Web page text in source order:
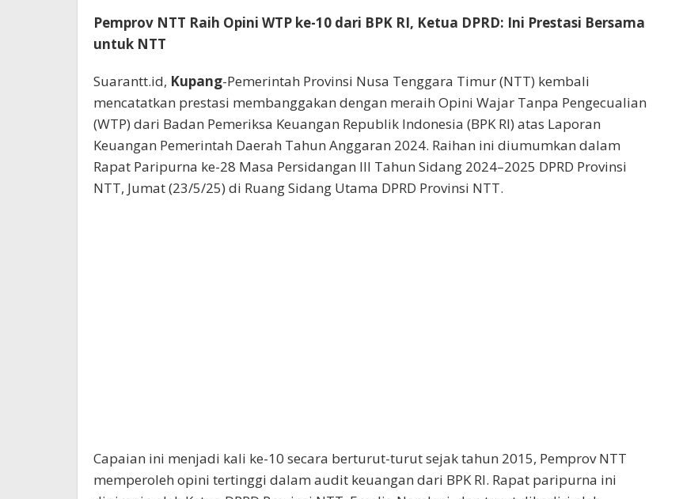
Pemprov NTT Raih Opini WTP ke-10 dari BPK RI, Ketua DPRD: Ini Prestasi Bersama
untuk NTT
Suarantt.id, Kupang-Pemerintah Provinsi Nusa Tenggara Timur (NTT) kembali
mencatatkan prestasi membanggakan dengan meraih Opini Wajar Tanpa Pengecualian
(WTP) dari Badan Pemeriksa Keuangan Republik Indonesia (BPK RI) atas Laporan
Keuangan Pemerintah Daerah Tahun Anggaran 2024. Raihan ini diumumkan dalam
Rapat Paripurna ke-28 Masa Persidangan III Tahun Sidang 2024–2025 DPRD Provinsi
NTT, Jumat (23/5/25) di Ruang Sidang Utama DPRD Provinsi NTT.
Capaian ini menjadi kali ke-10 secara berturut-turut sejak tahun 2015, Pemprov NTT
memperoleh opini tertinggi dalam audit keuangan dari BPK RI. Rapat paripurna ini